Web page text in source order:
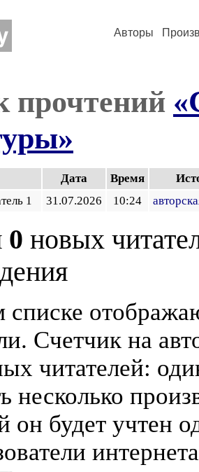
Авторы
прочтений
Дата Время
1
31.07.2026 10:24
0 новых
Счетчик на
читателей:
несколько
он будет учтен